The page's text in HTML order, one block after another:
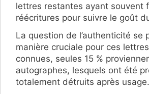
lettres restantes ayant souvent
réécritures pour suivre le goût
La question de l’authenticité se
manière cruciale pour ces
connues, seules 15 %
autographes, lesquels ont été
totalement détruits après usage.